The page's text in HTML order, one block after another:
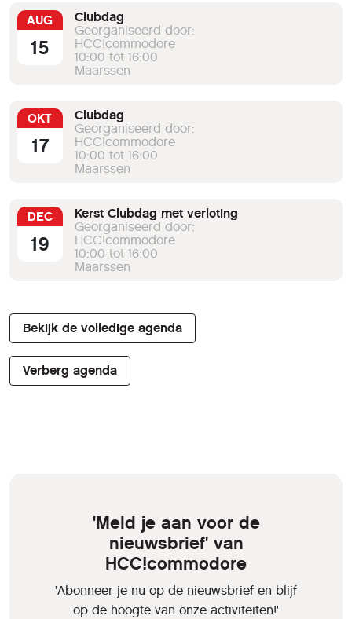
AUG
15
Clubdag
Georganiseerd door:
HCC!commodore
10:00 tot 16:00
Maarssen
OKT
17
Clubdag
Georganiseerd door:
HCC!commodore
10:00 tot 16:00
Maarssen
DEC
19
Kerst Clubdag met verloting
Georganiseerd door:
HCC!commodore
10:00 tot 16:00
Maarssen
Bekijk de volledige agenda
Verberg agenda
'Meld je aan voor de
nieuwsbrief' van
HCC!commodore
'Abonneer je nu op de nieuwsbrief en blijf
op de hoogte van onze activiteiten!'